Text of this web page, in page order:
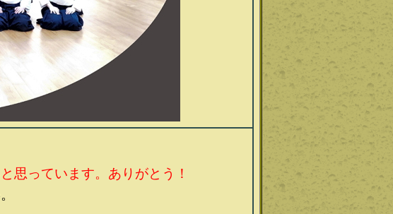
思っています。ありがとう！